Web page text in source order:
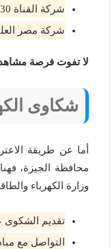
شركة القناة 01270003430 .
شركة مصر العليا
لا تفوت فرصة
شكاوى
أما عن طريقة
محافظة الجيزة،
وزارة الكهرباء
تقديم الشكوى
التواصل مع